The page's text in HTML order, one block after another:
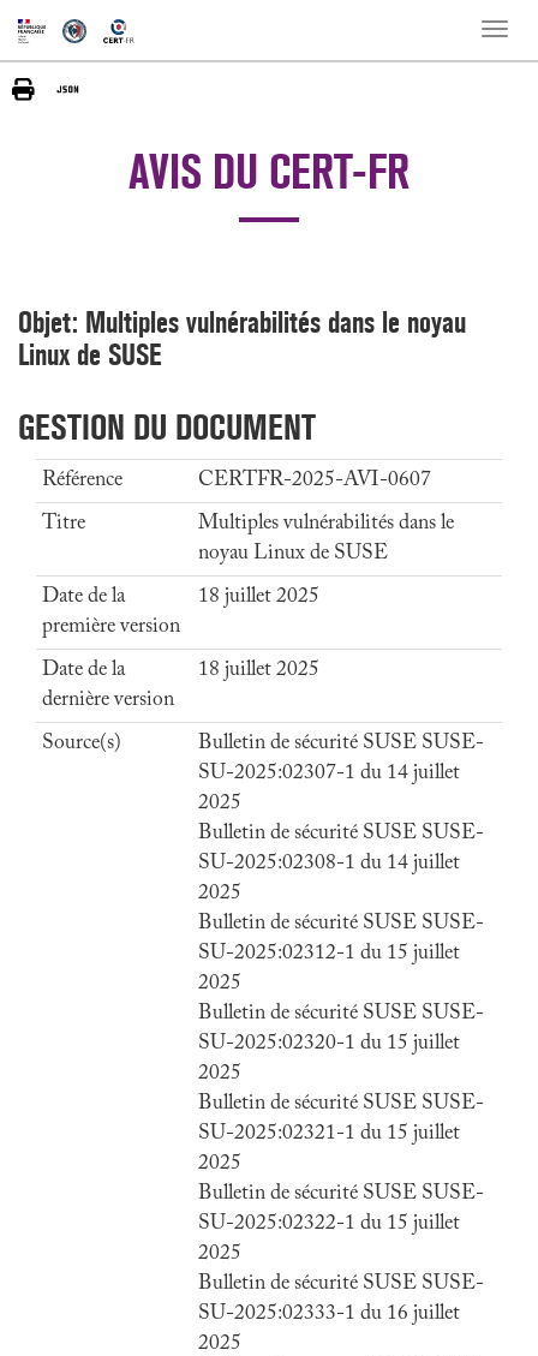
Toggle
AVIS DU CERT-FR
Objet: Multiples vulnérabilités dans le noyau
Linux de SUSE
GESTION DU DOCUMENT
Référence
CERTFR-2025-AVI-0607
Titre
Multiples vulnérabilités dans le
noyau Linux de SUSE
Date de la
première version
18 juillet 2025
Date de la
dernière version
18 juillet 2025
Source(s)
Bulletin de sécurité SUSE SUSE-
SU-2025:02307-1 du 14 juillet
2025
Bulletin de sécurité SUSE SUSE-
SU-2025:02308-1 du 14 juillet
2025
Bulletin de sécurité SUSE SUSE-
SU-2025:02312-1 du 15 juillet
2025
Bulletin de sécurité SUSE SUSE-
SU-2025:02320-1 du 15 juillet
2025
Bulletin de sécurité SUSE SUSE-
SU-2025:02321-1 du 15 juillet
2025
Bulletin de sécurité SUSE SUSE-
SU-2025:02322-1 du 15 juillet
2025
Bulletin de sécurité SUSE SUSE-
SU-2025:02333-1 du 16 juillet
2025